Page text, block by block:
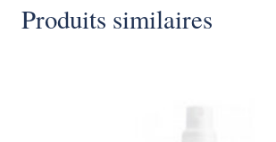
Produits similaires